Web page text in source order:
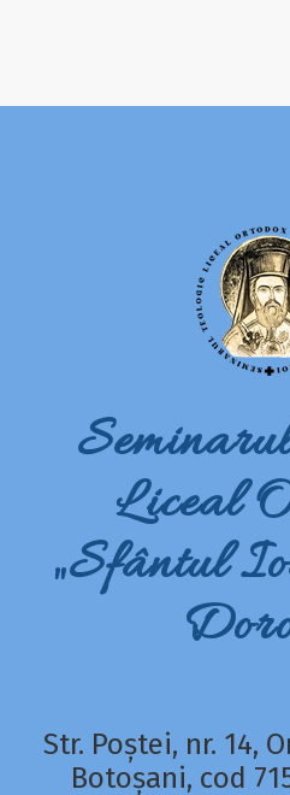
Liceal
„Sfântul
Str. Poștei, nr. 14,
Botoșani, cod